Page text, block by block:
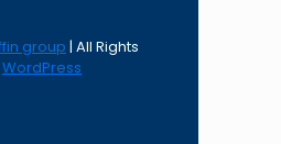
group | All Rights
WordPress